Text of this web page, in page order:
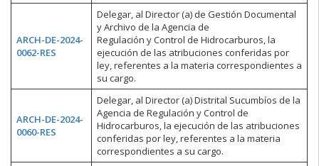
ARCH-DE-2024-
0062-RES
Delegar, al Director (a) de Gestión Documental
y Archivo de la Agencia de
Regulación y Control de Hidrocarburos, la
ejecución de las atribuciones conferidas por
ley, referentes a la materia correspondientes a
su cargo.
ARCH-DE-2024-
0060-RES
Delegar, al Director (a) Distrital Sucumbíos de la
Agencia de Regulación y Control de
Hidrocarburos, la ejecución de las atribuciones
conferidas por ley, referentes a la materia
correspondientes a su cargo.